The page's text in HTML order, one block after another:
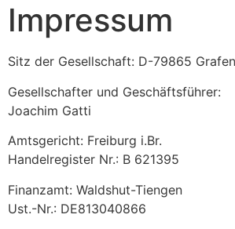
Impressum
Sitz der Gesellschaft: D-79865
Gesellschafter und Geschäftsführer:
Joachim Gatti
Amtsgericht: Freiburg i.Br.
Handelregister Nr.: B 621395
Finanzamt: Waldshut-Tiengen
Ust.-Nr.: DE813040866